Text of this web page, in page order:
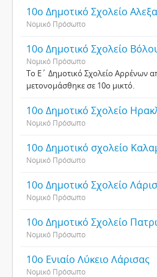
10ο Δημοτικό Σχολείο
Νομικό Πρόσωπο
10ο Δημοτικό Σχολείο
Νομικό Πρόσωπο
Το Ε΄ Δημοτικό Σχολείο Αρρένων
μετονομάσθηκε σε 10ο μικτό.
10ο Δημοτικό Σχολείο
Νομικό Πρόσωπο
10ο Δημοτικό σχολείο
Νομικό Πρόσωπο
10ο Δημοτικό Σχολείο
Νομικό Πρόσωπο
10ο Δημοτικό Σχολείο
Νομικό Πρόσωπο
10ο Ενιαίο Λύκειο Λάρισας
Νομικό Πρόσωπο